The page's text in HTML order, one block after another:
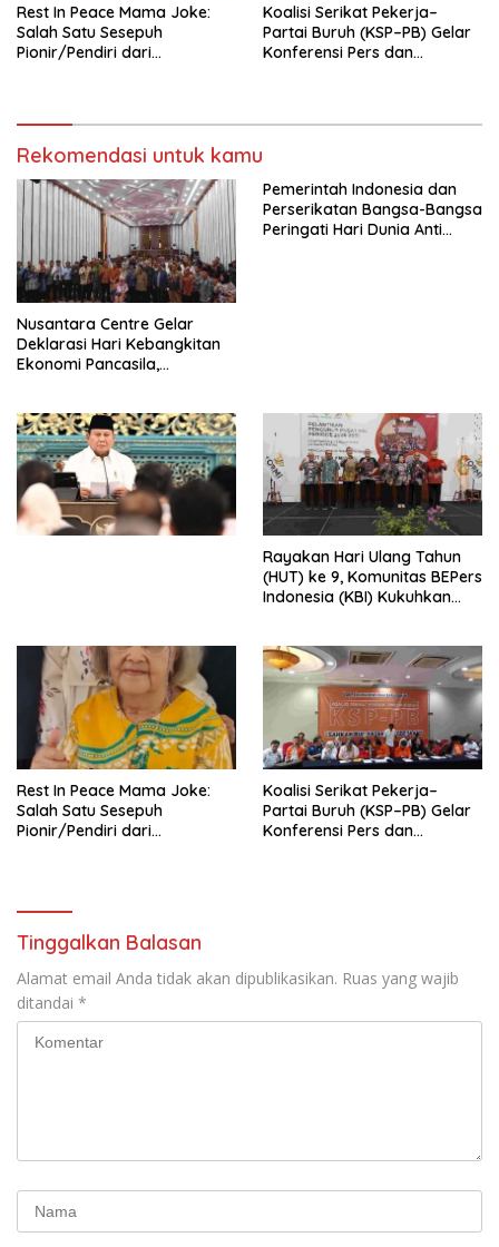
Rest In Peace Mama Joke:
Salah Satu Sesepuh
Pionir/Pendiri dari
Kasih Allah.
Koalisi Serikat Pekerja–
Partai Buruh (KSP–PB) Gelar
Konferensi Pers dan
RUU Ketenagakerjaan Baru.
Rekomendasi untuk kamu
Nusantara Centre Gelar
Deklarasi Hari Kebangkitan
Ekonomi Pancasila,
Penjajahan (Pergolakan
Ekonomi Politik Indonesia) &
Simposium Nasional “Urgensi
Undang-Undang
Perekonomian Nasional dan
Kesejahteraan Sosial dalam
Pemerintah Indonesia dan
Perserikatan Bangsa-Bangsa
Peringati Hari Dunia Anti
Rayakan Hari Ulang Tahun
(HUT) ke 9, Komunitas BEPers
Indonesia (KBI) Kukuhkan
Tema: “Penguatan dan
Pengembangan Organisasi
KBI yang Berbasis Riset di
seluruh Indonesia dan
Mancanegara”.
Rest In Peace Mama Joke:
Salah Satu Sesepuh
Pionir/Pendiri dari
Kasih Allah.
Koalisi Serikat Pekerja–
Partai Buruh (KSP–PB) Gelar
Konferensi Pers dan
Tinggalkan Balasan
Alamat email Anda tidak akan dipublikasikan. Ruas yang wajib
ditandai *